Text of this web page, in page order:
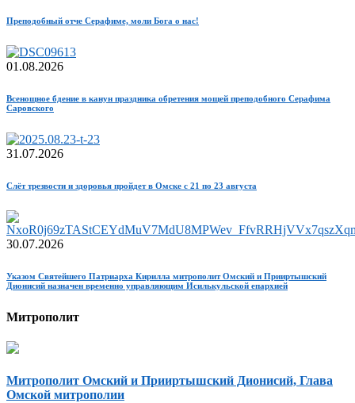
Преподобный отче Серафиме, моли Бога о нас!
01.08.2026
Всенощное бдение в канун праздника обретения мощей преподобного Серафима
Саровского
31.07.2026
Слёт трезвости и здоровья пройдет в Омске с 21 по 23 августа
30.07.2026
Указом Святейшего Патриарха Кирилла митрополит Омский и Прииртышский
Дионисий назначен временно управляющим Исилькульской епархией
Митрополит
Митрополит Омский и Прииртышский Дионисий, Глава
Омской митрополии